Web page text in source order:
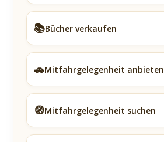
📚Bücher verkaufen
🚗Mitfahrgelegenheit anbieten
🧭Mitfahrgelegenheit suchen